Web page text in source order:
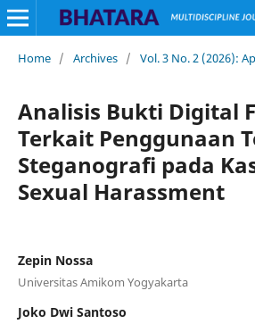
Home / Archives / Vol. 3 No. 2 (2026):
Analisis Bukti Digital
Terkait Penggunaan
Steganografi pada
Sexual Harassment
Zepin Nossa
Universitas Amikom Yogyakarta
Joko Dwi Santoso